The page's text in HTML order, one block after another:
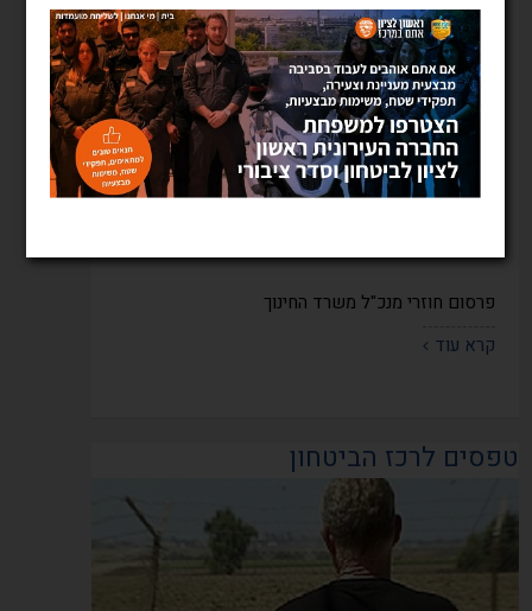
פרסום חוזרי מנכ"ל משרד החינוך
קרא עוד
טפסים לרכז הביטחון